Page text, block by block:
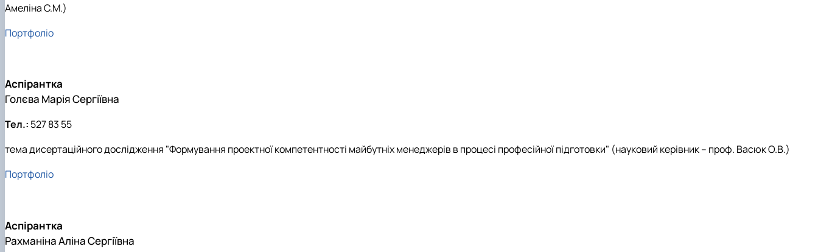
Амеліна С.М.)
Портфоліо
Аспірантка
Голєва Марія Сергіївна
Тел.: 527 83 55
тема дисертаційного дослідження "Формування проектної компетентності майбутніх менеджерів в процесі професійної підготовки" (науковий керівник – проф. Васюк О.В.)
Портфоліо
Аспірантка
Рахманіна Аліна Сергіївна